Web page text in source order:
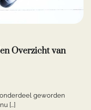
Overzicht van
geworden
[…]